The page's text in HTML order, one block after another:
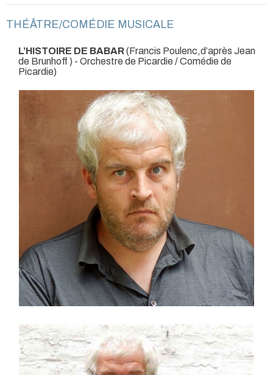
THÉÂTRE/COMÉDIE MUSICALE
L’HISTOIRE DE BABAR(Francis Poulenc,d’après Jean
de Brunhoff ) - Orchestre de Picardie / Comédie de
Picardie)